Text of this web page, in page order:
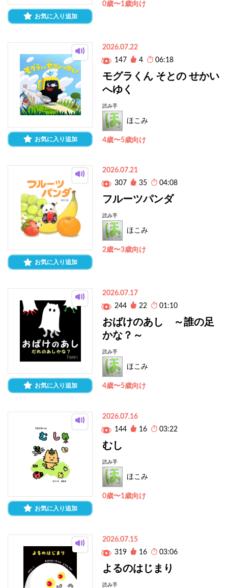
お気に入り追加
0歳〜1歳向け
お気に入り追加
2026.07.22
147
4 06:18
モグラくん そとの せかい
へゆく
読み手
ほこみ
4歳〜5歳向け
お気に入り追加
2026.07.21
307
35 04:08
フルーツパンダ
読み手
ほこみ
2歳〜3歳向け
お気に入り追加
2026.07.17
244
22 01:10
おばけのあし ～誰の足
かな？～
読み手
ほこみ
4歳〜5歳向け
お気に入り追加
2026.07.16
144
16 03:22
むし
読み手
ほこみ
0歳〜1歳向け
2026.07.15
319
16 03:06
よるのはじまり
読み手